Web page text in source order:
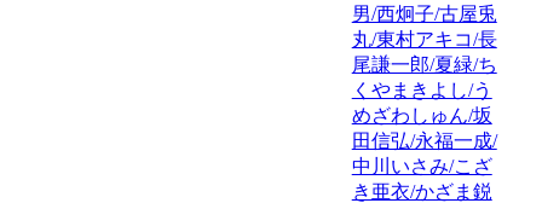
男/西炯子/古屋兎
丸/東村アキコ/長
尾謙一郎/夏緑/ち
くやまきよし/う
めざわしゅん/坂
田信弘/永福一成/
中川いさみ/こざ
き亜衣/かざま鋭